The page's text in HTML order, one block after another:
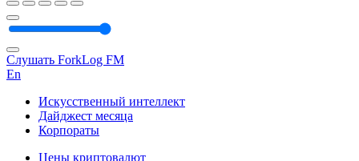
Слушать ForkLog FM
En
Искусственный интеллект
Дайджест месяца
Корпораты
Цены криптовалют